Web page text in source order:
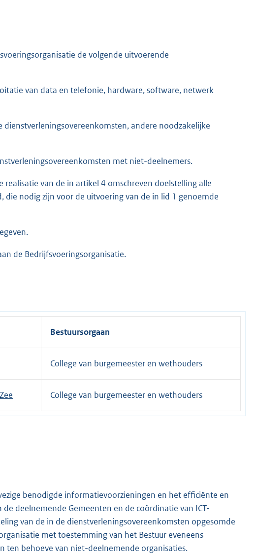
de volgende uitvoerende
van data en telefonie, hardware, software, netwerk
andere noodzakelijke
met niet-deelnemers.
van de in artikel 4 omschreven doelstelling alle
nodig zijn voor de uitvoering van de in lid 1 genoemde
de Bedrijfsvoeringsorganisatie.
Bestuursorgaan
College van burgemeester en wethouders
College van burgemeester en wethouders
benodigde informatievoorzieningen en het efficiënte en
deelnemende Gemeenten en de coördinatie van ICT-
van de in de dienstverleningsovereenkomsten opgesomde
met toestemming van het Bestuur eveneens
ten behoeve van niet-deelnemende organisaties.